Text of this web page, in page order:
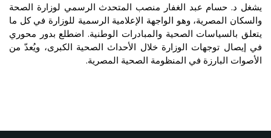
يشغل د. حسام عبد الغفار منصب المتحدث الرسمي لوزارة الصحة
والسكان المصرية، وهو الواجهة الإعلامية الرسمية للوزارة في كل ما
يتعلق بالسياسات الصحية والمبادرات الوطنية. اضطلع بدور محوري
في إيصال توجهات الوزارة خلال الأحداث الصحية الكبرى، ويُعدّ من
الأصوات البارزة في المنظومة الصحية المصرية.